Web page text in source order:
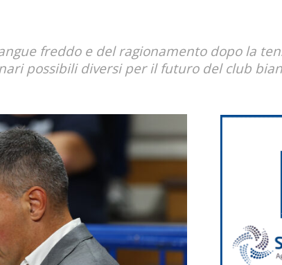
freddo e del ragionamento dopo la
possibili diversi per il futuro del club